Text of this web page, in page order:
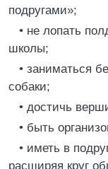
подругами»;
• не лопать
школы;
• заниматься
собаки;
• достичь
• быть
• иметь в
расширяя круг